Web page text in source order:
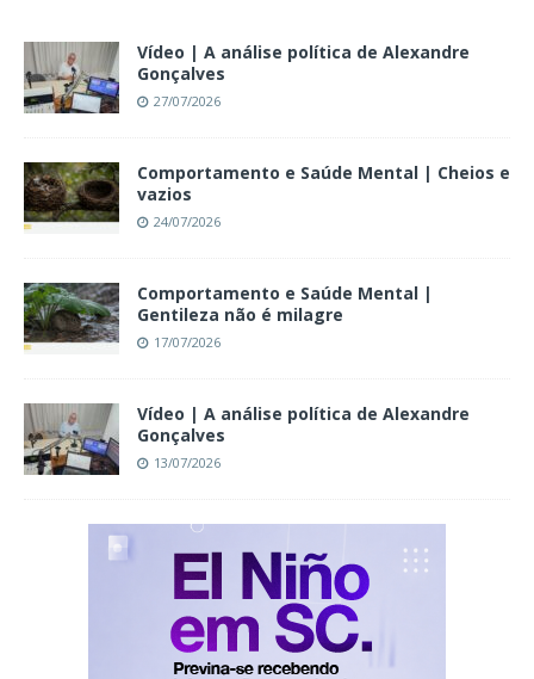
Vídeo | A análise política de Alexandre
Gonçalves
27/07/2026
Comportamento e Saúde Mental | Cheios e
vazios
24/07/2026
Comportamento e Saúde Mental |
Gentileza não é milagre
17/07/2026
Vídeo | A análise política de Alexandre
Gonçalves
13/07/2026